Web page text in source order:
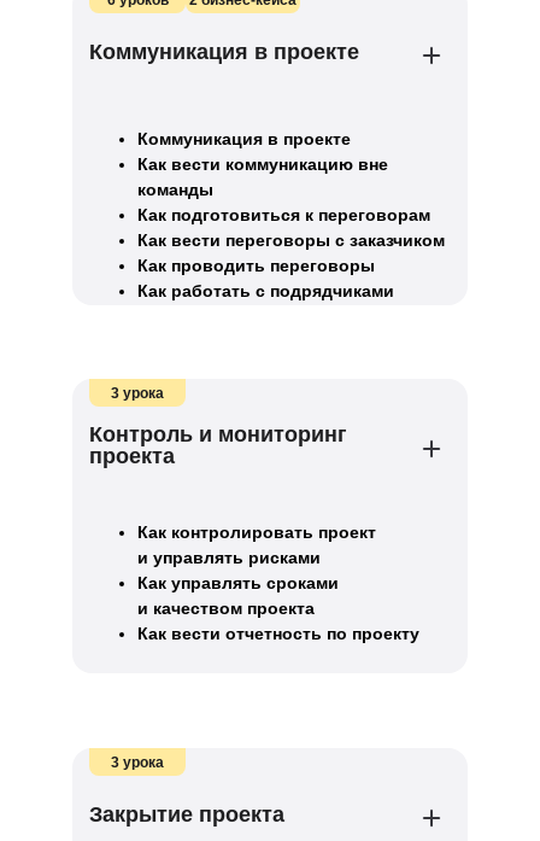
Коммуникация в проекте
Коммуникация в проекте
Как вести коммуникацию вне
команды
Как подготовиться к переговорам
Как вести переговоры с заказчиком
Как проводить переговоры
Как работать с подрядчиками
3 урока
Контроль и мониторинг
проекта
Как контролировать проект
и управлять рисками
Как управлять сроками
и качеством проекта
Как вести отчетность по проекту
3 урока
Закрытие проекта